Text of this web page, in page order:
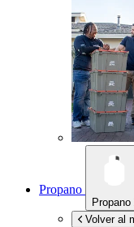
Propano
Propano
Volver al